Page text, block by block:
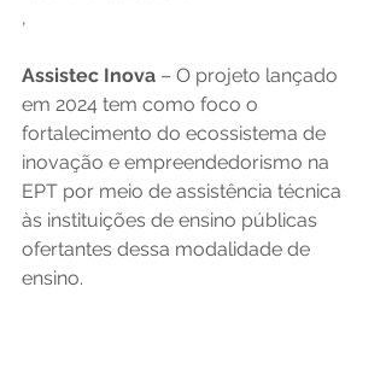
,
Assistec Inova – O projeto lançado
em 2024 tem como foco o
fortalecimento do ecossistema de
inovação e empreendedorismo na
EPT por meio de assistência técnica
às instituições de ensino públicas
ofertantes dessa modalidade de
ensino.